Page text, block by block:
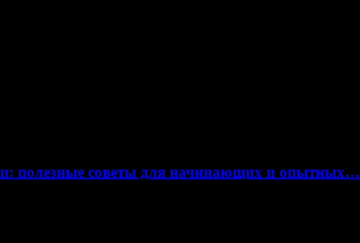
полезные советы для начинающих и опытных…